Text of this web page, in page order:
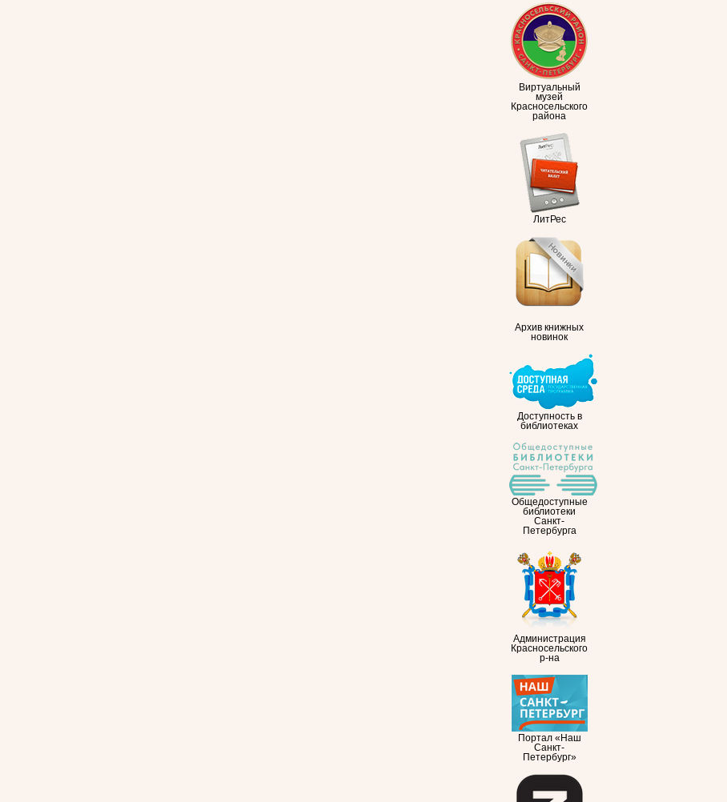
Виртуальный
музей
Красносельского
района
ЛитРес
Архив книжных
новинок
Доступность в
библиотеках
Общедоступные
библиотеки
Санкт-
Петербурга
Администрация
Красносельского
р-на
Портал «Наш
Санкт-
Петербург»